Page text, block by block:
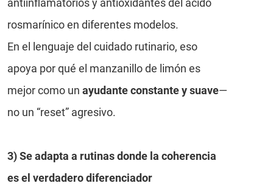
rosmarínico en diferentes modelos.
En el lenguaje del cuidado rutinario, eso
apoya por qué el manzanillo de limón es
mejor como un ayudante constante y suave—
no un “reset” agresivo.
3) Se adapta a rutinas donde la coherencia
es el verdadero diferenciador